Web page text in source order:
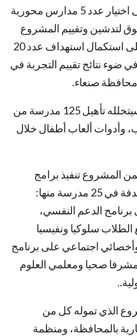
مختلفتين تتضمن الفترة الاولى اختيار عدد 5 مدارس محورية
لتدشين وتقييم المشروع
فيها، وستعمل الفترة الثانية على استكمال استهداف عدد 20
ضوء نتائج تقييم التجربة في
صنعاء.
وقال الغذيفي: ان المشروع سيتخلله تأهيل 125 مدرسة من
وأدوات ألعاب أطفال خلال
المشروع تنفيذ برامج
تدريبية متنوعة للفئات المستهدفة في 25 مدرسة منها:
على برنامج الدعم النفسي،
الطلاب سلوكيا ونفيسيا
2000 معلم وأخصائي اجتماعي على برنامج
النفسي، وتدريب 125 مشرفا صحيا ومعلمي العلوم
الذي تموله كل من
بالمحافظة، ومنظمة